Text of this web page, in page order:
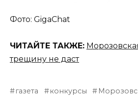
Фото: GigaChat
ЧИТАЙТЕ ТАКЖЕ:
трещину не даст
газета конкурсы